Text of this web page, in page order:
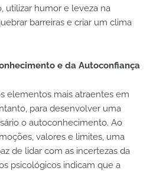
utilizar humor e leveza na
barreiras e criar um clima
e da Autoconfiança
elementos mais atraentes em
para desenvolver uma
o autoconhecimento. Ao
valores e limites, uma
de lidar com as incertezas da
psicológicos indicam que a